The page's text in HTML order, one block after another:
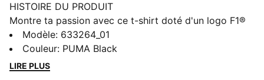
HISTOIRE DU PRODUIT
Montre ta passion avec ce t-shirt doté d'un logo F1®
audacieux et d'un imprimé PUMA Cat. Avec sa coupe
régulière, il est parfait pour être porté tous les jours.
Ressens l'énergie et démarque-toi partout où tu vas !
Modèle: 633264_01
Couleur: PUMA Black
LIRE PLUS